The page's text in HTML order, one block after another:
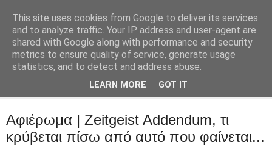
::Alma Libre
Τεχνολογία, επιχειρηματικότητα, διαδίκτυο.
Αφιέρωμα | Zeitgeist Addendum, τι
κρύβεται πίσω από αυτό που φαίνεται...
This site uses cookies from Google to deliver its services
and to analyze traffic. Your IP address and user-agent are
shared with Google along with performance and security
metrics to ensure quality of service, generate usage
statistics, and to detect and address abuse.
LEARN MORE GOT IT